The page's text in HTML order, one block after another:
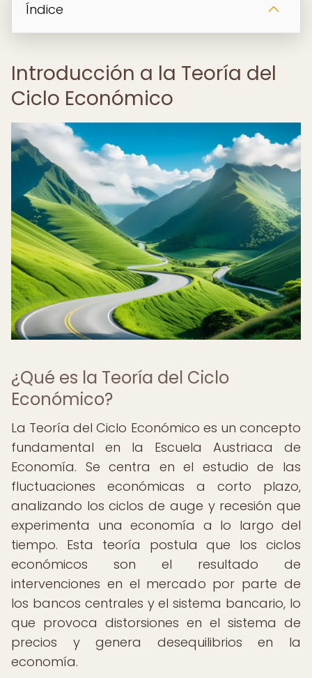
Índice
Introducción a la Teoría del
Ciclo Económico
¿Qué es la Teoría del Ciclo
Económico?
La Teoría del Ciclo Económico es un concepto
fundamental en la Escuela Austriaca de
Economía. Se centra en el estudio de las
fluctuaciones económicas a corto plazo,
analizando los ciclos de auge y recesión que
experimenta una economía a lo largo del
tiempo. Esta teoría postula que los ciclos
económicos son el resultado de
intervenciones en el mercado por parte de
los bancos centrales y el sistema bancario, lo
que provoca distorsiones en el sistema de
precios y genera desequilibrios en la
economía.